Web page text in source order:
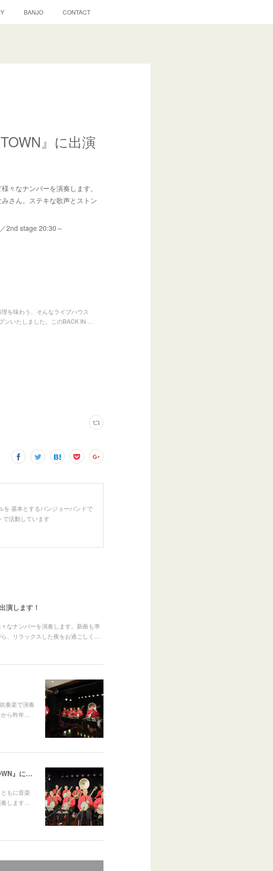
BANJO CONTACT
』に出演
々なナンバーを演奏します。
さん。ステキな歌声とストン
2nd stage 20:30～
を味わう、そんなライブハウス
いたしました。このBACK IN …
を 基本とするバンジョーバンドで
で活動しています
演します！
なナンバーを演奏します。新曲も準
、リラックスした夜をお過ごしく…
奏楽で演奏
ら昨年…
春のライブを開催します！2026年4月15日（水）曙橋『BACK IN TOWN』に出演します
もに音楽
します…